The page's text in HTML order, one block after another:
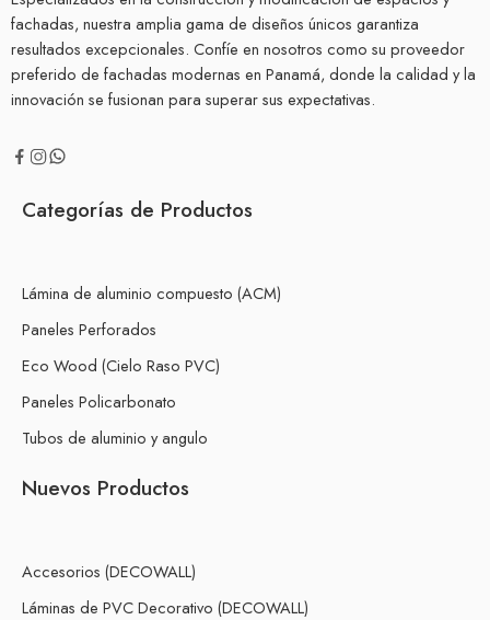
fachadas, nuestra amplia gama de diseños únicos garantiza
resultados excepcionales. Confíe en nosotros como su proveedor
preferido de fachadas modernas en Panamá, donde la calidad y la
innovación se fusionan para superar sus expectativas.
Categorías de Productos
Lámina de aluminio compuesto (ACM)
Paneles Perforados
Eco Wood (Cielo Raso PVC)
Paneles Policarbonato
Tubos de aluminio y angulo
Nuevos Productos
Accesorios (DECOWALL)
Láminas de PVC Decorativo (DECOWALL)